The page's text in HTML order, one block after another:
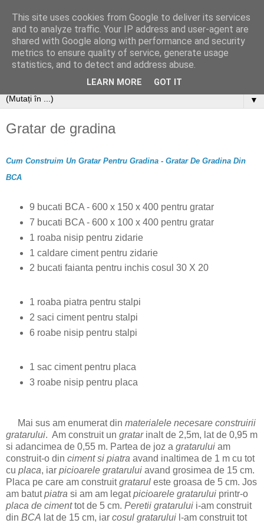
▼
Gratar de gradina
Cum Construim Un Gratar Pentru Gradina - Gratar De Gradina Din
BCA
9 bucati BCA - 600 x 150 x 400 pentru gratar
7 bucati BCA - 600 x 100 x 400 pentru gratar
1 roaba nisip pentru zidarie
1 caldare ciment pentru zidarie
2 bucati faianta pentru inchis cosul 30 X 20
1 roaba piatra pentru stalpi
2 saci ciment pentru stalpi
6 roabe nisip pentru stalpi
1 sac ciment pentru placa
3 roabe nisip pentru placa
Mai sus am enumerat din materialele necesare construirii
gratarului. Am construit un gratarinalt de 2,5m, lat de 0,95 m
si adancimea de 0,55 m. Partea de joz a gratarului am
construit-o din ciment si piatra avand inaltimea de 1 m cu tot
cu placa, iar picioarele gratarului avand grosimea de 15 cm.
Placa pe care am construitgratarul este groasa de 5 cm. Jos
am batutpiatra si am am legatpicioarele gratarului printr-o
placa de cimenttot de 5 cm. Peretii gratarului i-am construit
din BCA lat de 15 cm, iar cosul gratarului l-am construit tot
This site uses cookies from Google to deliver its services
and to analyze traffic. Your IP address and user-agent are
shared with Google along with performance and security
metrics to ensure quality of service, generate usage
statistics, and to detect and address abuse.
LEARN MORE GOT IT